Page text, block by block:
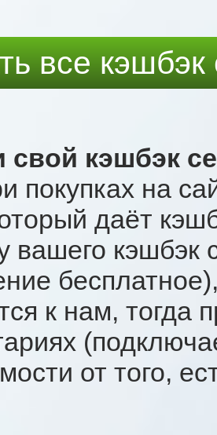
все
кэшбэк
покупках на
даёт
вашего кэшбэк
к нам, тогда
от того,